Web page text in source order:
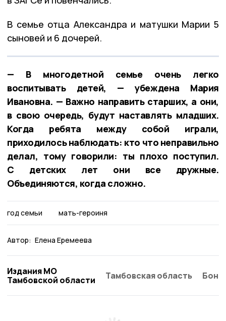
В семье отца Александра и матушки Марии 5
сыновей и 6 дочерей.
— В многодетной семье очень легко
воспитывать детей, — убеждена Мария
Ивановна. — Важно направить старших, а они,
в свою очередь, будут наставлять младших.
Когда ребята между собой играли,
приходилось наблюдать: кто что неправильно
делал, тому говорили: ты плохо поступил.
С детских лет они все дружные.
Объединяются, когда сложно.
год семьи мать-героиня
Автор: Елена Еремеева
Издания МО
Тамбовской области
Тамбовская область